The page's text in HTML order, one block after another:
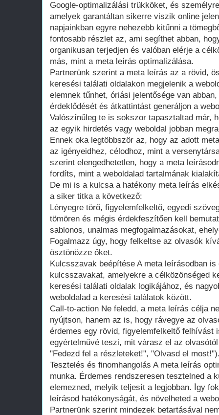
Google-optimalizálási trükköket, és
amelyek garantáltan sikerre viszik online
napjainkban egyre nehezebb kitűnni a
fontosabb részlet az, ami segíthet abban,
organikusan terjedjen és valóban elérje a
más, mint a meta leírás optimalizálása.
Partnerünk szerint a meta leírás az a rövid,
keresési találati oldalakon megjelenik a
elemnek tűnhet, óriási jelentősége van
érdeklődését és átkattintást generáljon a
Valószínűleg te is sokszor tapasztaltad már,
az egyik hirdetés vagy weboldal jobban
Ennek oka legtöbbször az, hogy az adott
az igényeidhez, célodhoz, mint a
szerint elengedhetetlen, hogy a meta
fordíts, mint a weboldalad tartalmának
De mi is a kulcsa a hatékony meta leírás
a siker titka a következő:
Lényegre törő, figyelemfelkeltő, egyedi
tömören és mégis érdekfeszítően kell
sablonos, unalmas megfogalmazásokat,
Fogalmazz úgy, hogy felkeltse az olvasók
ösztönözze őket.
Kulcsszavak beépítése A meta leírásodban
kulcsszavakat, amelyekre a célközönséged
keresési találati oldalak logikájához, és
weboldalad a keresési találatok között.
Call-to-action Ne feledd, a meta leírás célja
nyújtson, hanem az is, hogy rávegye az
érdemes egy rövid, figyelemfelkeltő felhívást
egyértelművé teszi, mit várasz el az
"Fedezd fel a részleteket!", "Olvasd el
Tesztelés és finomhangolás A meta leírás
munka. Érdemes rendszeresen tesztelned a
elemezned, melyik teljesít a legjobban. Így
leírásod hatékonyságát, és növelheted a
Partnerünk szerint mindezek betartásával